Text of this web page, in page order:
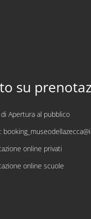
su
Apertura al pubblico
online privati
online scuole